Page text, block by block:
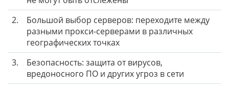
2.
Большой выбор серверов: переходите между
разными прокси-серверами в различных
географических точках
3.
Безопасность: защита от вирусов,
вредоносного ПО и других угроз в сети